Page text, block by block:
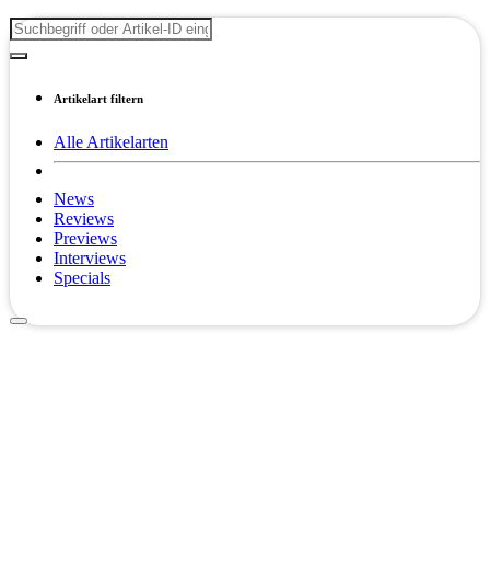
Artikelart filtern
Alle Artikelarten
News
Reviews
Previews
Interviews
Specials